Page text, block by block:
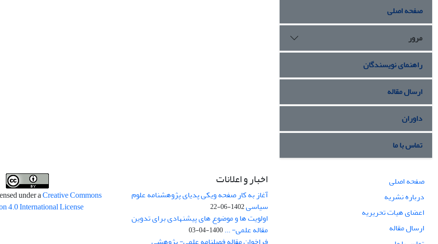
صفحه اصلی
مرور
راهنمای نویسندگان
ارسال مقاله
داوران
تماس با ما
صفحه اصلی
درباره نشریه
اعضای هیات تحریریه
ارسال مقاله
اخبار و اعلانات
آغاز به کار صفحه ویکی پدیای پژوهشنامه علوم
سیاسی1402-06-22
اولویت ها و موضوع های پیشنهادی برای تدوین
مقاله علمی- ...1400-04-03
under aCreative Commons
4.0 International License